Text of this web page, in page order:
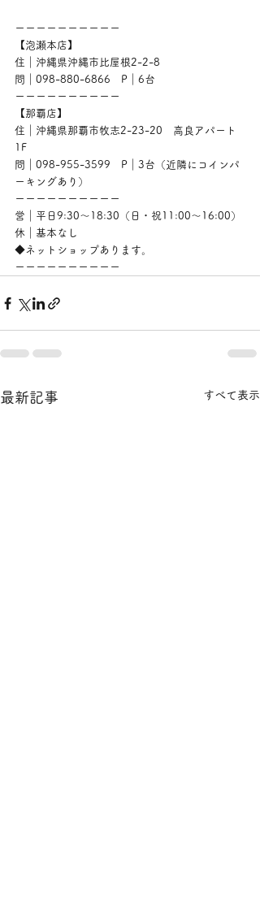
ーーーーーーーーーー
【泡瀬本店】
住｜沖縄県沖縄市比屋根2-2-8
問｜098-880-6866　P｜6台
ーーーーーーーーーー
【那覇店】
住｜沖縄県那覇市牧志2-23-20　高良アパート
1F
問｜098-955-3599　P｜3台（近隣にコインパ
ーキングあり）
ーーーーーーーーーー
営｜平日9:30〜18:30（日・祝11:00〜16:00）
休｜基本なし
◆ネットショップあります。
ーーーーーーーーーー
最新記事 すべて表示